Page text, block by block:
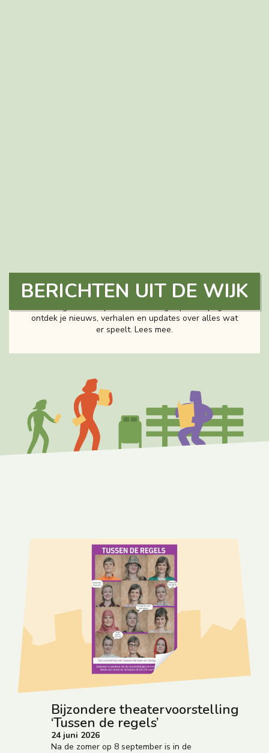
BERICHTEN UIT DE WIJK
ontdek je nieuws, verhalen en updates over alles wat
er speelt. Lees mee.
Bijzondere theatervoorstelling
‘Tussen de regels’
24 juni 2026
Na de zomer op 8 september is in de